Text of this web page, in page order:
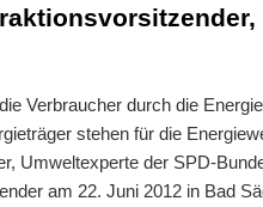
Verbraucher durch die
stehen für die
Umweltexperte der SPD-
am 22. Juni 2012 in Bad